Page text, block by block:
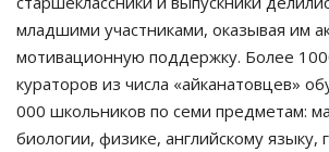
младшими участниками, оказывая им
мотивационную поддержку. Более
кураторов из числа «айканатовцев»
000 школьников по семи предметам:
биологии, физике, английскому языку,